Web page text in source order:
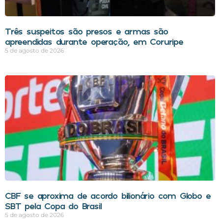
Três suspeitos são presos e armas são
apreendidas durante operação, em Coruripe
5 de agosto de 2026
CBF se aproxima de acordo bilionário com Globo e
SBT pela Copa do Brasil
5 de agosto de 2026